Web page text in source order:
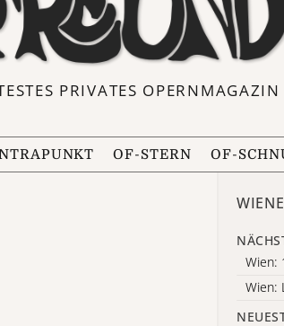
PRIVATES OPERNMAGAZIN
OF-STERN OF-
Wien:
Wien: